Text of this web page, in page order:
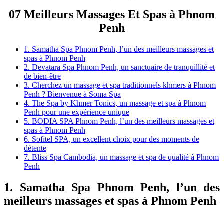
07 Meilleurs Massages Et Spas à Phnom
Penh
1. Samatha Spa Phnom Penh, l’un des meilleurs massages et
spas à Phnom Penh
2. Devatara Spa Phnom Penh, un sanctuaire de tranquillité et
de bien-être
3. Cherchez un massage et spa traditionnels khmers à Phnom
Penh ? Bienvenue à Soma Spa
4. The Spa by Khmer Tonics, un massage et spa à Phnom
Penh pour une expérience unique
5. BODIA SPA Phnom Penh, l’un des meilleurs massages et
spas à Phnom Penh
6. Sofitel SPA, un excellent choix pour des moments de
détente
7. Bliss Spa Cambodia, un massage et spa de qualité à Phnom
Penh
1. Samatha Spa Phnom Penh, l’un des
meilleurs massages et spas à Phnom Penh